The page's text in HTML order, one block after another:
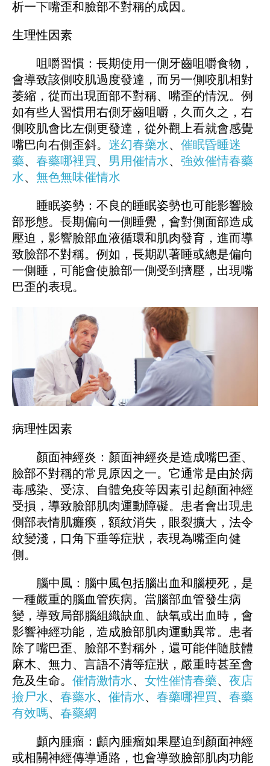
析一下嘴歪和臉部不對稱的成因。
生理性因素
咀嚼習慣：長期使用一側牙齒咀嚼食物，
會導致該側咬肌過度發達，而另一側咬肌相對
萎縮，從而出現面部不對稱、嘴歪的情況。例
如有些人習慣用右側牙齒咀嚼，久而久之，右
側咬肌會比左側更發達，從外觀上看就會感覺
嘴巴向右側歪斜。 迷幻春藥水、 催眠昏睡迷
藥、 春藥哪裡買、 男用催情水、 強效催情春藥
水、 無色無味催情水
睡眠姿勢：不良的睡眠姿勢也可能影響臉
部形態。長期偏向一側睡覺，會對側面部造成
壓迫，影響臉部血液循環和肌肉發育，進而導
致臉部不對稱。例如，長期趴著睡或總是偏向
一側睡，可能會使臉部一側受到擠壓，出現嘴
巴歪的表現。
病理性因素
顏面神經炎：顏面神經炎是造成嘴巴歪、
臉部不對稱的常見原因之一。它通常是由於病
毒感染、受涼、自體免疫等因素引起顏面神經
受損，導致臉部肌肉運動障礙。患者會出現患
側部表情肌癱瘓，額紋消失，眼裂擴大，法令
紋變淺，口角下垂等症狀，表現為嘴歪向健
側。
腦中風：腦中風包括腦出血和腦梗死，是
一種嚴重的腦血管疾病。當腦部血管發生病
變，導致局部腦組織缺血、缺氧或出血時，會
影響神經功能，造成臉部肌肉運動異常。患者
除了嘴巴歪、臉部不對稱外，還可能伴隨肢體
麻木、無力、言語不清等症狀，嚴重時甚至會
危及生命。 催情激情水、 女性催情春藥、 夜店
撿尸水、 春藥水、 催情水、 春藥哪裡買、 春藥
有效嗎、 春藥網
顱內腫瘤：顱內腫瘤如果壓迫到顏面神經
或相關神經傳導通路，也會導致臉部肌肉功能